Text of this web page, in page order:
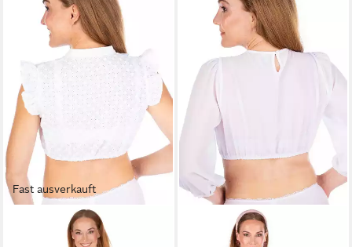
Fast ausverkauft
BERWIN & WOLFF
Dirndlbluse Dirndlbluse -
BERWIN & WOLFF
Dirndlbluse Dirndlbluse -